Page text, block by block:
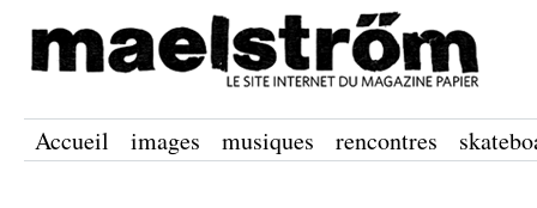
Accueil images musiques rencontres